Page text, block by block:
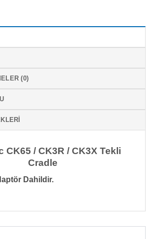
(0)
CK65 / CK3R / CK3X Tekli
Cradle
Dahildir.